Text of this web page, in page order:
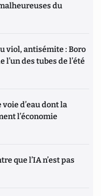
du
viol, antisémite : Boro
l’un des tubes de l’été
voie d’eau dont la
l’économie
que l’IA n’est pas